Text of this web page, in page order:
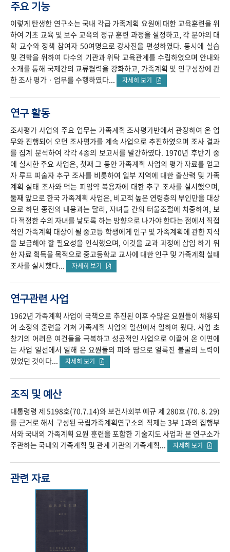
주요 기능
이렇게 탄생한 연구소는 국내 각급 가족계획 요원에 대한 교육훈련을 위
하여 기초 교육 및 보수 교육의 정규 훈련 과정을 설정하고, 각 분야의 대
학 교수와 정책 참여자 50여명으로 강사진을 편성하였다. 동시에 실습
및 견학을 위하여 다수의 기관과 위탁 교육관계를 수립하였으며 안내와
소개를 통해 국제간의 교류협력을 강화하고, 가족계획 및 인구성장에 관
한 조사 평가 · 업무를 수행하였다...
자세히 보기
연구 활동
조사평가 사업의 주요 업무는 가족계획 조사평가반에서 관장하여 온 업
무와 진행되어 오던 조사평가를 계속 사업으로 추진하였으며 조사 결과
를 집계 분석하여 각각 4종의 보고서를 발간하였다. 1970년 후반기 중
에 실시한 주요 사업은, 첫째 그 동안 가족계획 사업의 평가 자료를 얻고
자 루프 피술자 추구 조사를 비롯하여 일부 지역에 대한 출산력 및 가족
계획 실태 조사와 먹는 피임약 복용자에 대한 추구 조사를 실시했으며,
둘째 앞으로 한국 가족계획 사업은, 비교적 높은 연령층의 부인만을 대상
으로 하던 종전의 내용과는 달리, 자녀들 간의 터울조절에 치중하여, 보
다 적정한 수의 자녀를 낳도록 하는 방향으로 나가야 한다는 점에서 직접
적인 가족계획 대상이 될 중고등 학생에게 인구 및 가족계획에 관한 지식
을 보급해야 할 필요성을 인식했으며, 이것을 교과 과정에 삽입 하기 위
한 자료 획득을 목적으로 중고등학교 교사에 대한 인구 및 가족계획 실태
조사를 실시했다...
자세히 보기
연구관련 사업
1962년 가족계획 사업이 국책으로 추진된 이후 수많은 요원들이 채용되
어 소정의 훈련을 거쳐 가족계획 사업의 일선에서 일하여 왔다. 사업 초
창기의 어려운 여건들을 극복하고 성공적인 사업으로 이끌어 온 이면에
는 사업 일선에서 일해 온 요원들의 피와 땀으로 얼룩진 불굴의 노력이
있었던 것이다...
자세히 보기
조직 및 예산
대통령령 제 5198호(70.7.14)와 보건사회부 예규 제 280호 (70. 8. 29)
를 근거로 해서 구성된 국립가족계획연구소의 직제는 3부 1과의 집행부
서와 국내외 가족계획 요원 훈련을 포함한 기술지도 사업과 본 연구소가
주관하는 국내외 가족계획 및 관계 기관의 가족계획...
자세히 보기
관련 자료